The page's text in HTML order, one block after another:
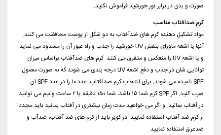
صورت و بدن در برابر نور خورشید فراموش نکنید.
کرم ضدآفتاب مناسب
مواد تشکیل دهنده کرم های ضدآفتاب به دو شکل از پوست محافظت می کنند.
آنها یا اشعه ماورای بنفش UV خورشید را جذب و راه عبور آن را مسدود می نماید
و یا اشعه UV را منعکس و متفرق می کنند. کرم های ضدآفتاب براساس میزان
توانایی شان در جذب و دفع اشعه UV درجه بندی می شوند که به صورت معمول
SPF نامیده می شوند. برای انتخاب کرم ضدآفتاب، عدد ۱۰ را در عدد SPF آن
ضرب کنید. اگر SPF کرم شما ۱۵ باشد، شما ۱۵۰ دقیقه یا ۲ ساعت و نیم می توانید
در آفتاب بمانید. و اگر می خواهید مدت زمان بیشتری در آفتاب بمانید باید مجددا
از کرم ضد آفتاب استفاده نمایید. در کویر باید از کرم های ضد آفتاب، ضدآب و
ضدعرق استفاده نمایید.